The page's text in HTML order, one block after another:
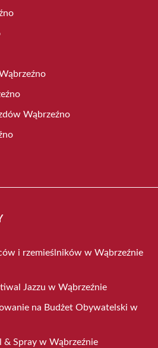
Wąbrzeźno
i rzemieślników w Wąbrzeźnie
Jazzu w Wąbrzeźnie
na Budżet Obywatelski w
& Spray w Wąbrzeźnie